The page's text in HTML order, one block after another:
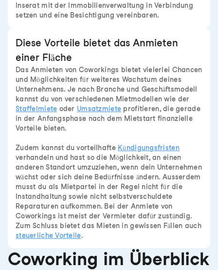
Inserat mit der Immobilienverwaltung in Verbindung
setzen und eine Besichtigung vereinbaren.
Diese Vorteile bietet das Anmieten
einer Fläche
Das Anmieten von Coworkings bietet vielerlei Chancen
und Möglichkeiten für weiteres Wachstum deines
Unternehmens. Je nach Branche und Geschäftsmodell
kannst du von verschiedenen Mietmodellen wie der
Staffelmiete oder Umsatzmiete profitieren, die gerade
in der Anfangsphase nach dem Mietstart finanzielle
Vorteile bieten.
Zudem kannst du vorteilhafte Kündigungsfristen
verhandeln und hast so die Möglichkeit, an einen
anderen Standort umzuziehen, wenn dein Unternehmen
wächst oder sich deine Bedürfnisse ändern. Ausserdem
musst du als Mietpartei in der Regel nicht für die
Instandhaltung sowie nicht selbstverschuldete
Reparaturen aufkommen. Bei der Anmiete von
Coworkings ist meist der Vermieter dafür zuständig.
Zum Schluss bietet das Mieten in gewissen Fällen auch
steuerliche Vorteile.
Coworking im Überblick